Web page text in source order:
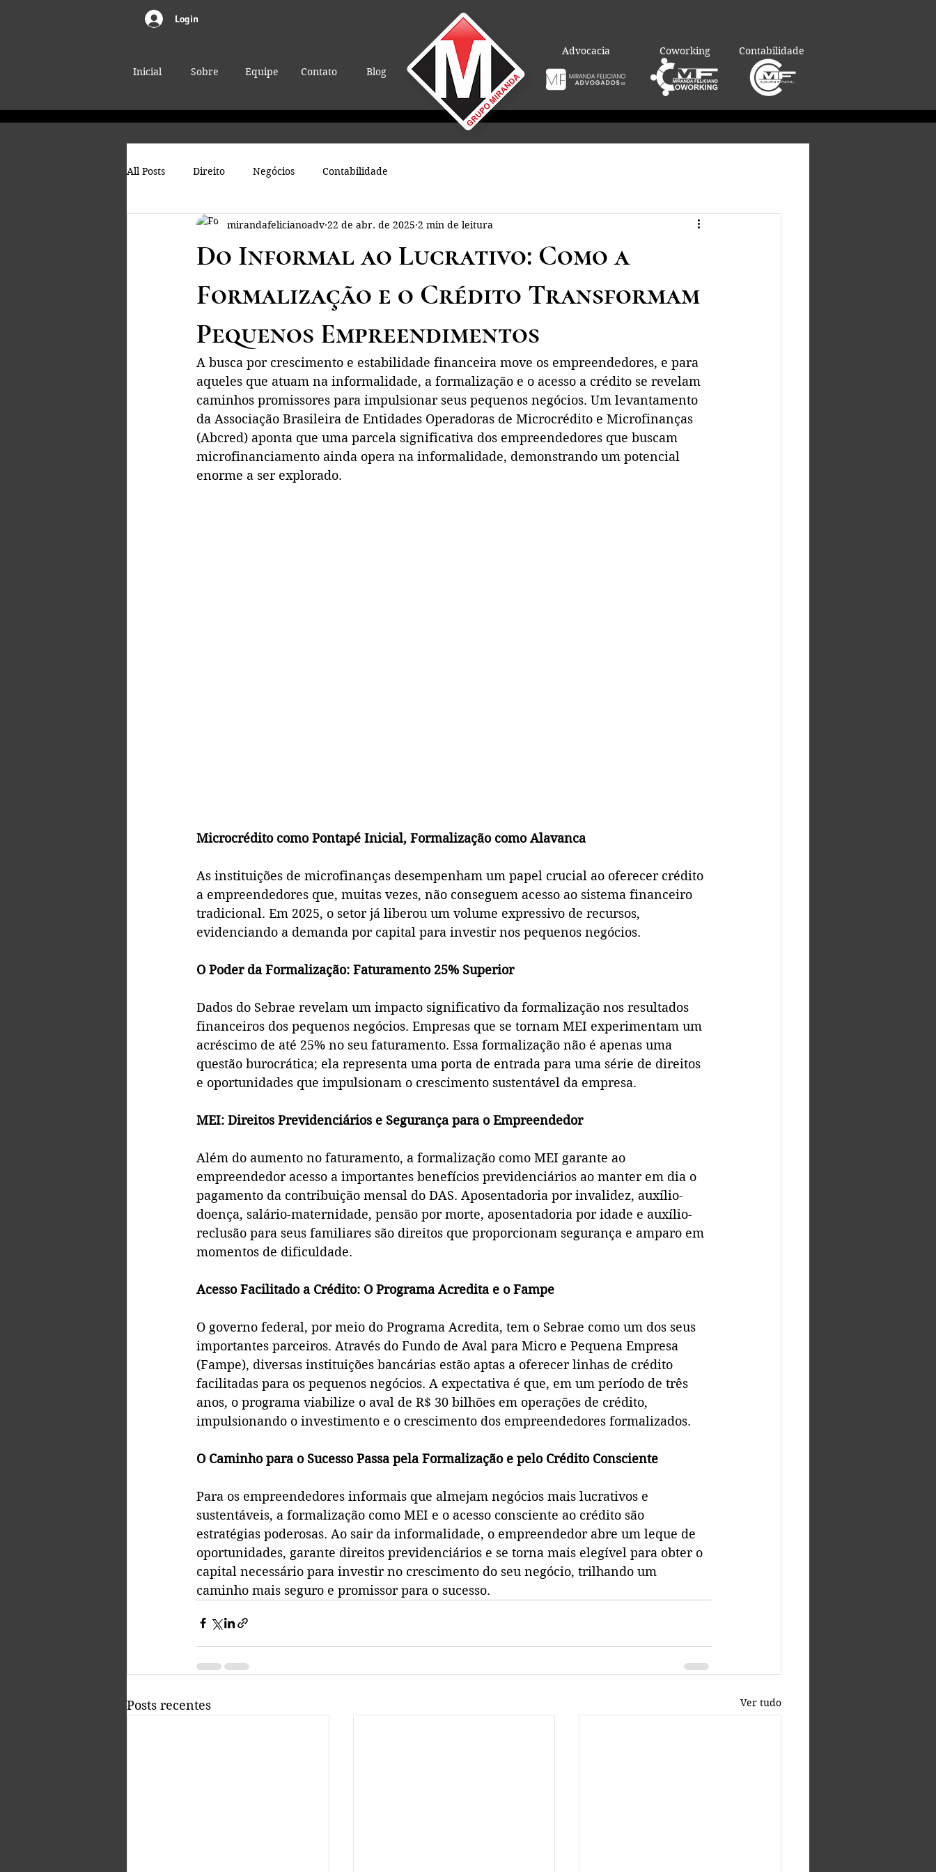
Login
Inicial Sobre Equipe Contato Blog
Advocacia Coworking Contabilidade
All Posts Direito Negócios Contabilidade
Do Informal ao Lucrativo: Como a
Formalização e o Crédito Transformam
Pequenos Empreendimentos
mirandafelicianoadv 22 de abr. de 2025 2 min de leitura
A busca por crescimento e estabilidade financeira move os empreendedores, e para
aqueles que atuam na informalidade, a formalização e o acesso a crédito se revelam
caminhos promissores para impulsionar seus pequenos negócios. Um levantamento
da Associação Brasileira de Entidades Operadoras de Microcrédito e Microfinanças
(Abcred) aponta que uma parcela significativa dos empreendedores que buscam
microfinanciamento ainda opera na informalidade, demonstrando um potencial
enorme a ser explorado.
Microcrédito como Pontapé Inicial, Formalização como Alavanca
As instituições de microfinanças desempenham um papel crucial ao oferecer crédito
a empreendedores que, muitas vezes, não conseguem acesso ao sistema financeiro
tradicional. Em 2025, o setor já liberou um volume expressivo de recursos,
evidenciando a demanda por capital para investir nos pequenos negócios.
O Poder da Formalização: Faturamento 25% Superior
Dados do Sebrae revelam um impacto significativo da formalização nos resultados
financeiros dos pequenos negócios. Empresas que se tornam MEI experimentam um
acréscimo de até 25% no seu faturamento. Essa formalização não é apenas uma
questão burocrática; ela representa uma porta de entrada para uma série de direitos
e oportunidades que impulsionam o crescimento sustentável da empresa.
MEI: Direitos Previdenciários e Segurança para o Empreendedor
Além do aumento no faturamento, a formalização como MEI garante ao
empreendedor acesso a importantes benefícios previdenciários ao manter em dia o
pagamento da contribuição mensal do DAS. Aposentadoria por invalidez, auxílio-
doença, salário-maternidade, pensão por morte, aposentadoria por idade e auxílio-
reclusão para seus familiares são direitos que proporcionam segurança e amparo em
momentos de dificuldade.
Acesso Facilitado a Crédito: O Programa Acredita e o Fampe
O governo federal, por meio do Programa Acredita, tem o Sebrae como um dos seus
importantes parceiros. Através do Fundo de Aval para Micro e Pequena Empresa
(Fampe), diversas instituições bancárias estão aptas a oferecer linhas de crédito
facilitadas para os pequenos negócios. A expectativa é que, em um período de três
anos, o programa viabilize o aval de R$ 30 bilhões em operações de crédito,
impulsionando o investimento e o crescimento dos empreendedores formalizados.
O Caminho para o Sucesso Passa pela Formalização e pelo Crédito Consciente
Para os empreendedores informais que almejam negócios mais lucrativos e
sustentáveis, a formalização como MEI e o acesso consciente ao crédito são
estratégias poderosas. Ao sair da informalidade, o empreendedor abre um leque de
oportunidades, garante direitos previdenciários e se torna mais elegível para obter o
capital necessário para investir no crescimento do seu negócio, trilhando um
caminho mais seguro e promissor para o sucesso.
Posts recentes Ver tudo